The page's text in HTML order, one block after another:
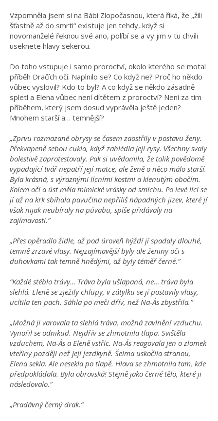
Vzpomněla jsem si na Bábi Zlopočasnou, která říká, že „žili
šťastně až do smrti“ existuje jen tehdy, když si
novomanželé řeknou své ano, políbí se a vy jim v tu chvíli
useknete hlavy sekerou.
Do toho vstupuje i samo proroctví, okolo kterého se motal
příběh Dračích očí. Naplnilo se? Co když ne? Proč ho někdo
vůbec vyslovil? Kdo to byl? A co když se někdo zásadně
spletl a Elena vůbec není dítětem z proroctví? Není za tím
příběhem, který jsem dosud vyprávěla ještě jeden?
Mnohem starší a… temnější?
„Zprvu rozmazané obrysy se časem zaostřily v postavu ženy.
Překvapeně sebou cukla, když zahlédla její rysy. Všechny svaly
bolestivě zaprotestovaly. Pak si uvědomila, že tolik povědomě
vypadající tvář nepatří její matce, ale ženě o něco málo starší.
Byla krásná, s výraznými lícními kostmi a klenutým obočím.
Kolem očí a úst měla mimické vrásky od smíchu. Po levé líci se
jí až na krk sbíhala pavučina nepříliš nápadných jizev, které jí
však nijak neubíraly na půvabu, spíše přidávaly na
zajímavosti.“
„Přes opěradlo židle, až pod úroveň hýždí jí spadaly dlouhé,
temně zrzavé vlasy. Nejzajímavější byly ale ženiny oči s
duhovkami tak temně hnědými, až byly téměř černé.“
“Každé stéblo trávy… Tráva byla ušlapaná, ne… tráva byla
slehlá. Eleně se zježily chlupy, v zátylku se jí postavily vlasy,
ucítila ten pach. Sáhla po meči dřív, než Na-Ás zbystřila.”
„Možná ji varovala ta slehlá tráva, možná zavlnění vzduchu.
Vynořil se odnikud. Nejdřív se zhmotnila tlapa. Svištěla
vzduchem, Na-Ás a Eleně vstříc. Na-Ás reagovala jen o zlomek
vteřiny později než její jezdkyně. Šelma uskočila stranou,
Elena sekla. Ale nesekla po tlapě. Hlava se zhmotnila tam, kde
předpokládala. Byla obrovská! Stejně jako černé tělo, které ji
následovalo.“
„Pradávný černý drak.“